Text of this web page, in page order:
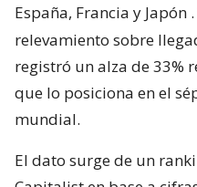
España, Francia y Japón
relevamiento sobre
registró un alza de 33%
que lo posiciona en el
mundial.
El dato surge de un